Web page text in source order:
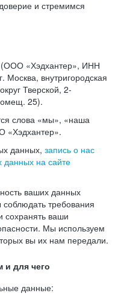
и стремимся
«Хэдхантер», ИНН
Москва, внутригородская
Тверской, 2-
25).
слова «мы», «наша
«Хэдхантер».
данных, запись о нас
данных на сайте
ваших данных
требования
сохранять ваши
Мы используем
вы их нам передали.
для чего
данные: